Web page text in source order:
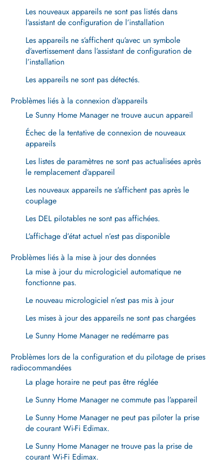
Les nouveaux appareils ne sont pas listés dans
l’assistant de configuration de l’installation
Les appareils ne s’affichent qu’avec un symbole
d’avertissement dans l’assistant de configuration de
l’installation
Les appareils ne sont pas détectés.
Problèmes liés à la connexion d’appareils
Le Sunny Home Manager ne trouve aucun appareil
Échec de la tentative de connexion de nouveaux
appareils
Les listes de paramètres ne sont pas actualisées après
le remplacement d’appareil
Les nouveaux appareils ne s’affichent pas après le
couplage
Les DEL pilotables ne sont pas affichées.
L’affichage d’état actuel n’est pas disponible
Problèmes liés à la mise à jour des données
La mise à jour du micrologiciel automatique ne
fonctionne pas.
Le nouveau micrologiciel n’est pas mis à jour
Les mises à jour des appareils ne sont pas chargées
Le Sunny Home Manager ne redémarre pas
Problèmes lors de la configuration et du pilotage de prises
radiocommandées
La plage horaire ne peut pas être réglée
Le Sunny Home Manager ne commute pas l’appareil
Le Sunny Home Manager ne peut pas piloter la prise
de courant Wi-Fi Edimax.
Le Sunny Home Manager ne trouve pas la prise de
courant Wi-Fi Edimax.